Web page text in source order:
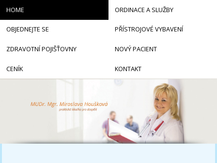
HOME ORDINACE A SLUŽBY
OBJEDNEJTE SE PŘÍSTROJOVÉ VYBAVENÍ
ZDRAVOTNÍ POJIŠŤOVNY NOVÝ PACIENT
CENÍK KONTAKT